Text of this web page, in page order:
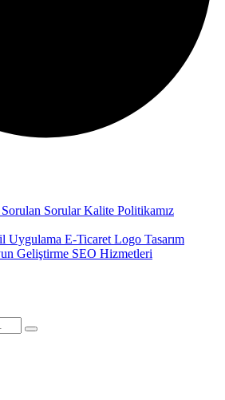
Sorulan SorularKalite Politikamız
Uygulama E-Ticaret Logo Tasarım
Geliştirme SEO Hizmetleri